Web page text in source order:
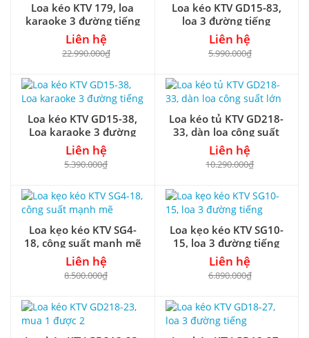
Loa kéo KTV 179, loa
karaoke 3 đường tiếng
Liên hệ
22.990.000₫
Loa kéo KTV GD15-83,
loa 3 đường tiếng
Liên hệ
5.990.000₫
Loa kéo KTV GD15-38,
Loa karaoke 3 đường
tiếng
Liên hệ
5.390.000₫
Loa kéo tủ KTV GD218-
33, dàn loa công suất
lớn
Liên hệ
10.290.000₫
Loa kẹo kéo KTV SG4-
18, công suất mạnh mẽ
Liên hệ
8.500.000₫
Loa kẹo kéo KTV SG10-
15, loa 3 đường tiếng
Liên hệ
6.890.000₫